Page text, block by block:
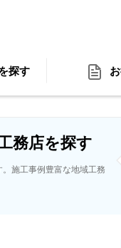
探す
務店を探す
施工事例豊富な地域工務